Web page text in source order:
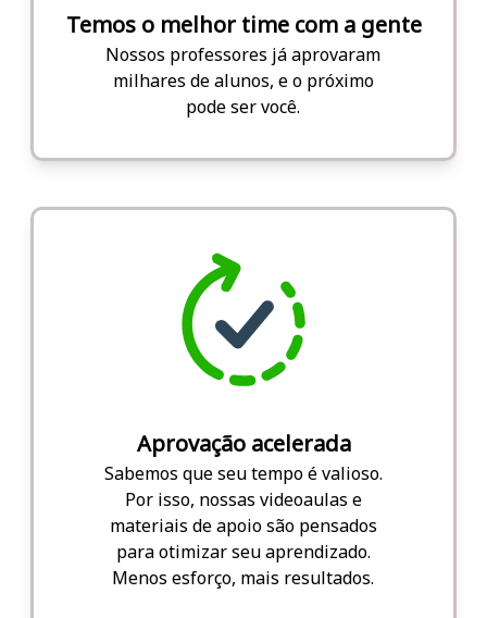
Temos o melhor time com a gente
Nossos professores já aprovaram
milhares de alunos, e o próximo
pode ser você.
Aprovação acelerada
Sabemos que seu tempo é valioso.
Por isso, nossas videoaulas e
materiais de apoio são pensados
para otimizar seu aprendizado.
Menos esforço, mais resultados.